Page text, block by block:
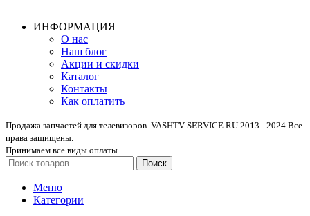
ИНФОРМАЦИЯ
О нас
Наш блог
Акции и скидки
Каталог
Контакты
Как оплатить
Продажа запчастей для телевизоров. VASHTV-SERVICE.RU 2013 - 2024 Все
права защищены.
Принимаем все виды оплаты.
Поиск
Меню
Категории